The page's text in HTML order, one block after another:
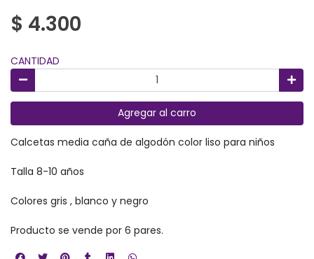
$ 4.300
CANTIDAD
Agregar al carro
Calcetas media caña de algodón color liso para niños
Talla 8-10 años
Colores gris , blanco y negro
Producto se vende por 6 pares.